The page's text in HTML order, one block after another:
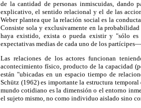
de la cantidad de personas inmiscuidas, dando
explicativo, el sentido relacional y el de las
Weber plantea que la relación social es la
Consiste sola y exclusivamente en la
haya existido, exista o pueda existir y "sólo
expectativas medias de cada uno de los
Las relaciones de los actores funcionan
acontecimiento físico, producto de la capacidad
están "ubicadas en un espacio tiempo de
Schütz (1962) es importante la estructura
mundo cotidiano es la dimensión o el entorno
el sujeto mismo, no como individuo aislado sino